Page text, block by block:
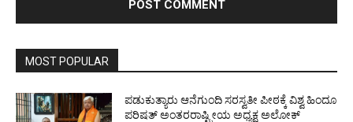
MOST POPULAR
ಪಡುಕುತ್ಯಾರು ಆನೆಗುಂದಿ ಸರಸ್ವತೀ ಪೀಠಕ್ಕೆ ವಿಶ್ವ ಹಿಂದೂ
ಪರಿಷತ್ ಅಂತರರಾಷ್ಟ್ರೀಯ ಅಧ್ಯಕ್ಷ ಅಲೋಕ್